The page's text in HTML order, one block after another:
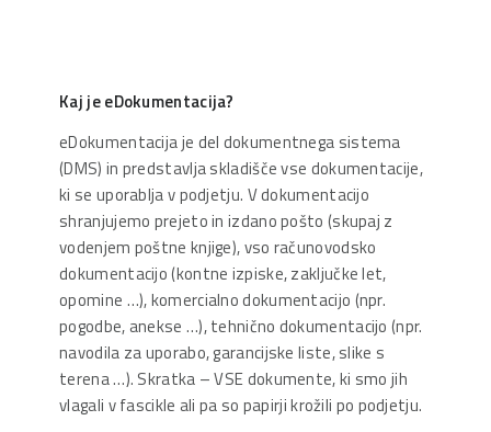
Kaj je eDokumentacija?
eDokumentacija je del dokumentnega sistema
(DMS) in predstavlja skladišče vse dokumentacije,
ki se uporablja v podjetju. V dokumentacijo
shranjujemo prejeto in izdano pošto (skupaj z
vodenjem poštne knjige), vso računovodsko
dokumentacijo (kontne izpiske, zaključke let,
opomine …), komercialno dokumentacijo (npr.
pogodbe, anekse …), tehnično dokumentacijo (npr.
navodila za uporabo, garancijske liste, slike s
terena …). Skratka – VSE dokumente, ki smo jih
vlagali v fascikle ali pa so papirji krožili po podjetju.